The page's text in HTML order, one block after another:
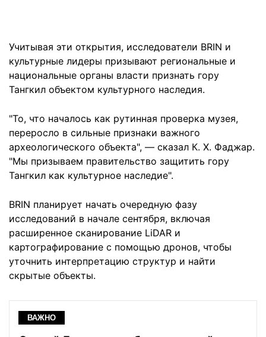
Учитывая эти открытия, исследователи BRIN и
культурные лидеры призывают региональные и
национальные органы власти признать гору
Тангкил объектом культурного наследия.
"То, что началось как рутинная проверка музея,
переросло в сильные признаки важного
археологического объекта", — сказал К. Х. Фаджар.
"Мы призываем правительство защитить гору
Тангкил как культурное наследие".
BRIN планирует начать очередную фазу
исследований в начале сентября, включая
расширенное сканирование LiDAR и
картографирование с помощью дронов, чтобы
уточнить интерпретацию структур и найти
скрытые объекты.
ВАЖНО